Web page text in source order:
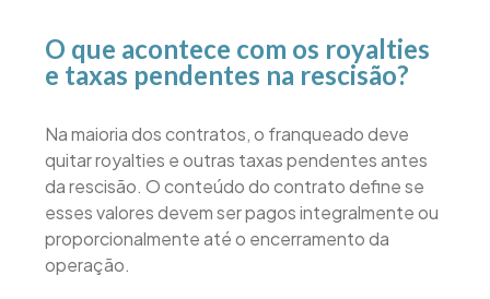
O que acontece com os royalties
e taxas pendentes na rescisão?
Na maioria dos contratos, o franqueado deve
quitar royalties e outras taxas pendentes antes
da rescisão. O conteúdo do contrato define se
esses valores devem ser pagos integralmente ou
proporcionalmente até o encerramento da
operação.